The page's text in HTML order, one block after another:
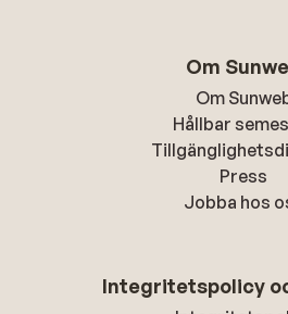
Om
Om
Hållbar
Press
Jobba hos
Integritetspolicy